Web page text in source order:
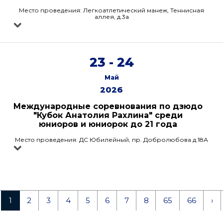
Место проведения: Легкоатлетический манеж, Теннисная
аллея, д.3а
23 - 24
Май
2026
Международные соревнования по дзюдо
"Кубок Анатолия Рахлина" среди
юниоров и юниорок до 21 года
Место проведения: ДС Юбилейный, пр. Добролюбова д.18А
1 2 3 4 5 6 7 8 65 66 ›